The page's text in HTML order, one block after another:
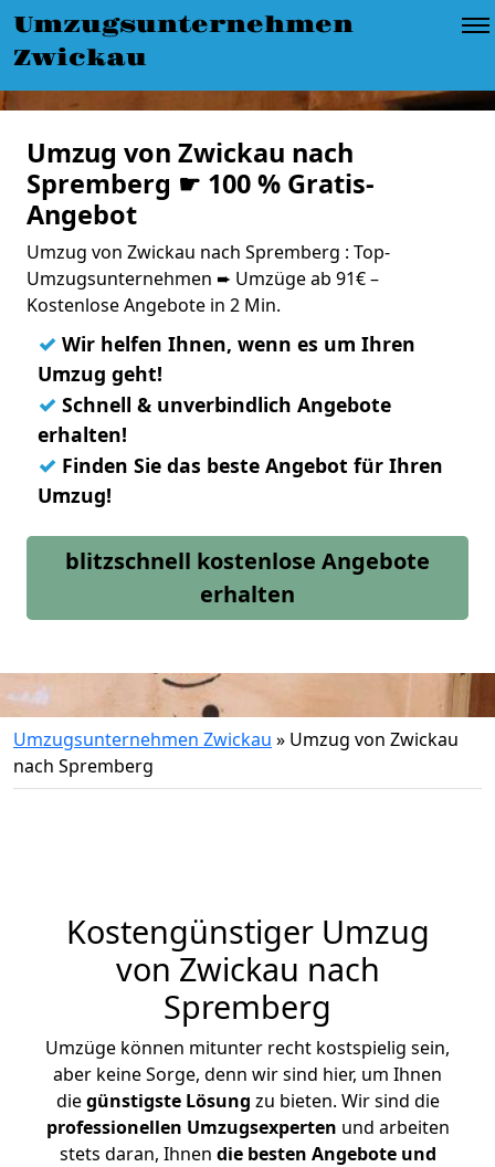
Umzugsunternehmen
Zwickau
Umzug von Zwickau nach
Spremberg ☛ 100 % Gratis-
Angebot
Umzug von Zwickau nach Spremberg : Top-
Umzugsunternehmen ➨ Umzüge ab 91€ –
Kostenlose Angebote in 2 Min.
✓ Wir helfen Ihnen, wenn es um Ihren
Umzug geht!
✓ Schnell & unverbindlich Angebote
erhalten!
✓ Finden Sie das beste Angebot für Ihren
Umzug!
blitzschnell kostenlose Angebote
erhalten
Umzugsunternehmen Zwickau » Umzug von Zwickau
nach Spremberg
Kostengünstiger Umzug
von Zwickau nach
Spremberg
Umzüge können mitunter recht kostspielig sein,
aber keine Sorge, denn wir sind hier, um Ihnen
diegünstigste Lösung zu bieten. Wir sind die
professionellen Umzugsexperten und arbeiten
stets daran, Ihnen die besten Angebote und